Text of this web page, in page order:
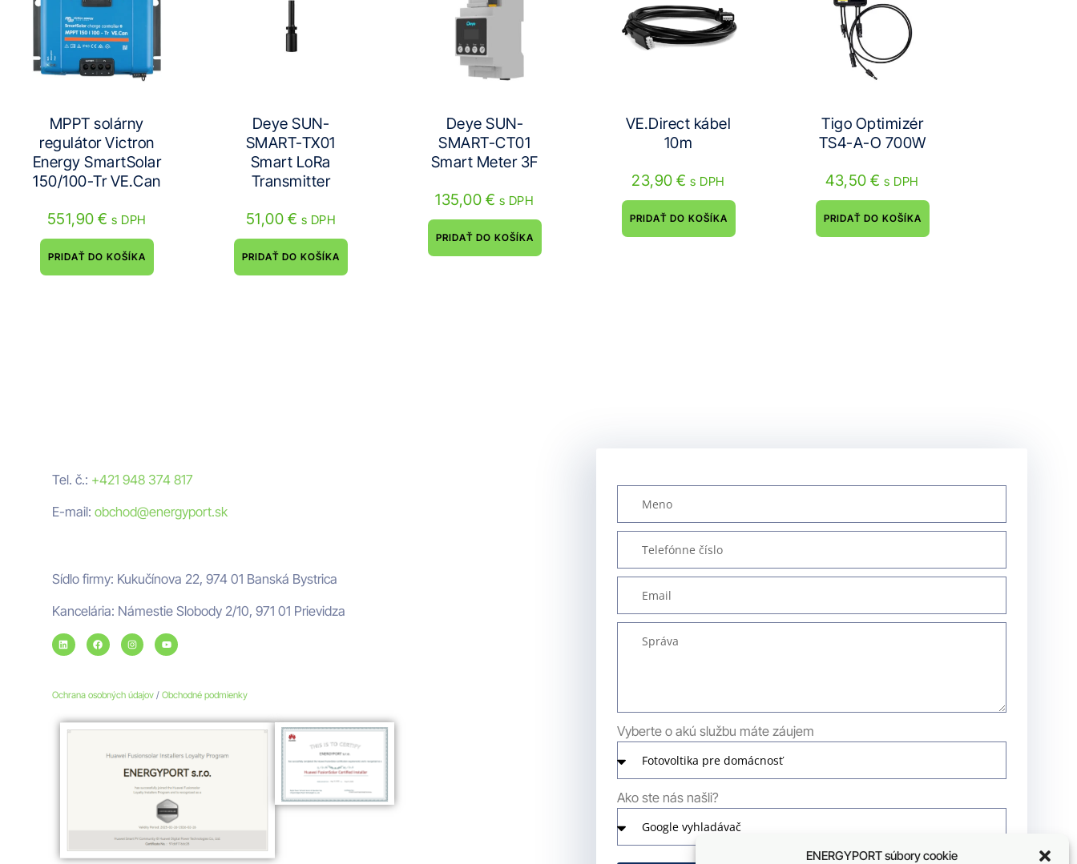
ENERGYPORT súbory cookie
MPPT solárny
regulátor Victron
Energy SmartSolar
150/100-Tr VE.Can
551,90€ s DPH
PRIDAŤ DO KOŠÍKA
Deye SUN-
SMART-TX01
Smart LoRa
Transmitter
51,00 € s DPH
PRIDAŤ DO KOŠÍKA
Deye SUN-
SMART-CT01
Smart Meter 3F
135,00 € s DPH
PRIDAŤ DO KOŠÍKA
VE.Direct kábel
10m
23,90€ s DPH
PRIDAŤ DO KOŠÍKA
Tigo Optimizér
TS4-A-O 700W
43,50€ s DPH
PRIDAŤ DO KOŠÍKA
Tel. č.: +421 948 374 817
E-mail: obchod@energyport.sk
Sídlo firmy: Kukučínova 22, 974 01 Banská Bystrica
Kancelária: Námestie Slobody 2/10, 971 01 Prievidza
Ochrana osobných údajov / Obchodné podmienky
Vyberte o akú službu máte záujem
Ako ste nás našli?